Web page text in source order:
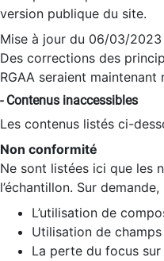
version publique du site.
Mise à jour du 06/03/2023
Des corrections des
RGAA seraient
- Contenus inaccessibles
Les contenus listés ci-
Non conformité
Ne sont listées ici que les
l’échantillon. Sur
L’utilisation de
Utilisation de
La perte du focus